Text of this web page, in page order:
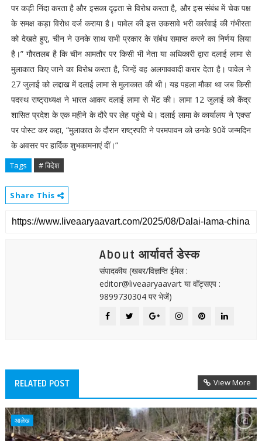
पर कड़ी निंदा करता है और इसका दृढ़ता से विरोध करता है, और इस संबंध में चेक पक्ष
के समक्ष कड़ा विरोध दर्ज कराया है। पावेल की इस उकसावे भरी कार्रवाई की गंभीरता
को देखते हुए, चीन ने उनके साथ सभी प्रकार के संबंध समाप्त करने का निर्णय लिया
है।” गौरतलब है कि चीन आमतौर पर किसी भी नेता या अधिकारी द्वारा दलाई लामा से
मुलाकात किए जाने का विरोध करता है, जिन्हें वह अलगाववादी करार देता है। पावेल ने
27 जुलाई को लद्दाख में दलाई लामा से मुलाकात की थी। यह पहला मौका था जब किसी
पदस्थ राष्ट्राध्यक्ष ने भारत आकर दलाई लामा से भेंट की। लामा 12 जुलाई को केंद्र
शासित प्रदेश के एक महीने के दौरे पर लेह पहुंचे थे। दलाई लामा के कार्यालय ने ‘एक्स’
पर पोस्ट कर कहा, “मुलाकात के दौरान राष्ट्रपति ने परमपावन को उनके 90वें जन्मदिन
के अवसर पर हार्दिक शुभकामनाएं दीं।”
Tags # विदेश
Share This
About आर्यावर्त डेस्क
संपादकीय (खबर/विज्ञप्ति ईमेल :
editor@liveaaryaavart या वॉट्सएप :
9899730304 पर भेजें)
RELATED POST View More
आलेख